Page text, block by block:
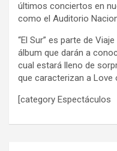
últimos conciertos en
como el Auditorio
“El Sur” es parte de
álbum que darán a
cual estará lleno de
que caracterizan a Love
[category Espectáculos